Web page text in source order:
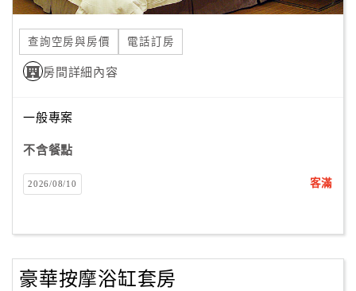
合
作
提
案
店
作
商
合
查詢空房與房價 電話訂房
房間詳細內容
一般專案
不含餐點
2026/08/10 客滿
豪華按摩浴缸套房